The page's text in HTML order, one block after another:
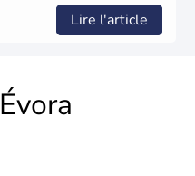
Lire l'article
Évora